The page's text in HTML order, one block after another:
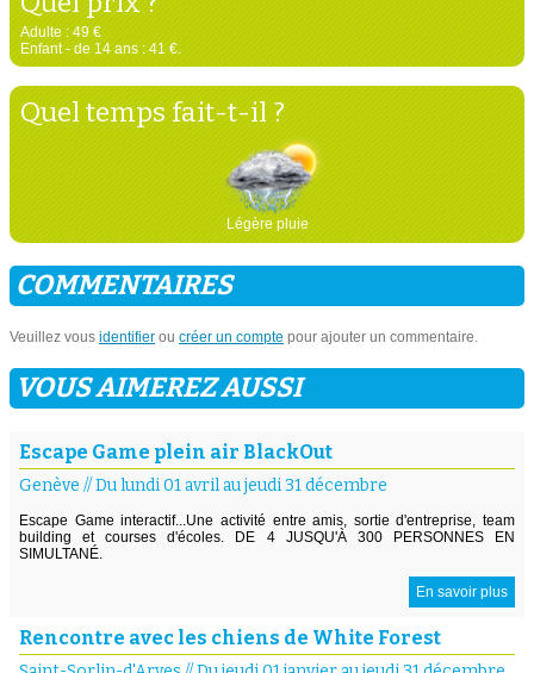
Adulte : 49 €
Enfant - de 14 ans : 41 €.
Quel temps fait-t-il ?
Légère pluie
COMMENTAIRES
Veuillez vous identifier ou créer un compte pour ajouter un commentaire.
VOUS AIMEREZ AUSSI
Escape Game plein air BlackOut
Genève //Du lundi 01 avril au jeudi 31 décembre
Escape Game interactif...Une activité entre amis, sortie d'entreprise, team
building et courses d'écoles. DE 4 JUSQU'À 300 PERSONNES EN
SIMULTANÉ.
En savoir plus
Rencontre avec les chiens de White Forest